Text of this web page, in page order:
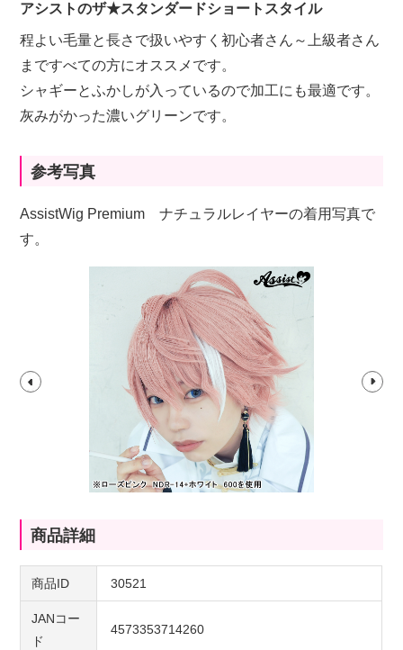
アシストのザ★スタンダードショートスタイル
程よい毛量と長さで扱いやすく初心者さん～上級者さん
まですべての方にオススメです。
シャギーとふかしが入っているので加工にも最適です。
灰みがかった濃いグリーンです。
参考写真
AssistWig Premium ナチュラルレイヤーの着用写真で
す。
商品詳細
商品ID 30521
JANコー
ド
4573353714260